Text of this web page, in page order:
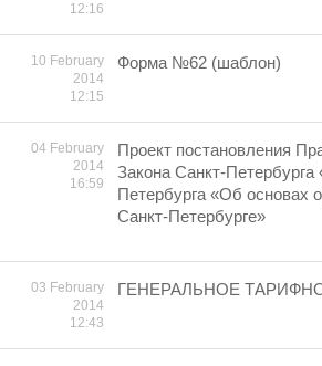
12:16
10 February
2014
12:15
Форма №62 (шаблон)
04 February
2014
16:59
Проект постановления
Закона Санкт-
Петербурга «Об основах
Санкт-Петербурге»
03 February
2014
12:43
ГЕНЕРАЛЬНОЕ